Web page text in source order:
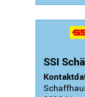
SSI